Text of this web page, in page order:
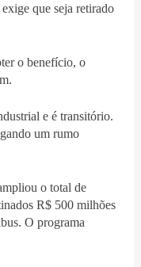
que seja retirado
o benefício, o
e é transitório.
um rumo
o total de
R$ 500 milhões
O programa